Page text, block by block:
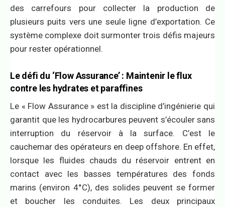
des carrefours pour collecter la production de
plusieurs puits vers une seule ligne d’exportation. Ce
système complexe doit surmonter trois défis majeurs
pour rester opérationnel.
Le défi du ‘Flow Assurance’ : Maintenir le flux
contre les hydrates et paraffines
Le « Flow Assurance » est la discipline d’ingénierie qui
garantit que les hydrocarbures peuvent s’écouler sans
interruption du réservoir à la surface. C’est le
cauchemar des opérateurs en deep offshore. En effet,
lorsque les fluides chauds du réservoir entrent en
contact avec les basses températures des fonds
marins (environ 4°C), des solides peuvent se former
et boucher les conduites. Les deux principaux